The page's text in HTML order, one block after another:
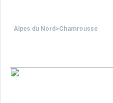
[hidden]
location lit bébé : 15.0 €.
Alpes du Nord >Chamrousse